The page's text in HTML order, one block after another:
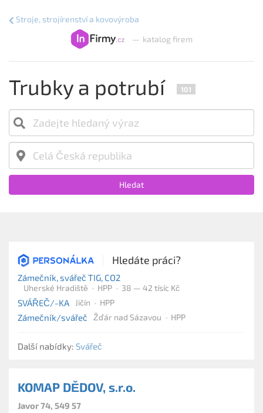
— katalog firem
Stroje, strojírenství a kovovýroba
Trubky a potrubí 101
Hledat
Hledáte práci?
Zámečník, svářeč TIG, CO2
Uherské Hradiště HPP 38 — 42 tísíc Kč
SVÁŘEČ/-KA Jičín HPP
Zámečník/svářeč Žďár nad Sázavou HPP
Další nabídky: Svářeč
KOMAP DĚDOV, s.r.o.
Javor 74, 549 57